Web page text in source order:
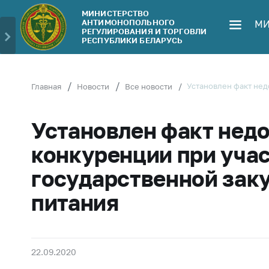
Министерство
Руководство
Министерства
Законодательство
Антикоррупционная
деятельность
Общественно-
консультативный
Соискателям
цен
МИНИСТЕРСТВО
АНТИМОНОПОЛЬНОГО
РЕГУЛИРОВАНИЯ И ТОРГОВЛИ
РЕСПУБЛИКИ БЕЛАРУСЬ
Главная Новости Все новости Установлен факт
Установлен факт
конкуренции при
государственной
питания
22.09.2020